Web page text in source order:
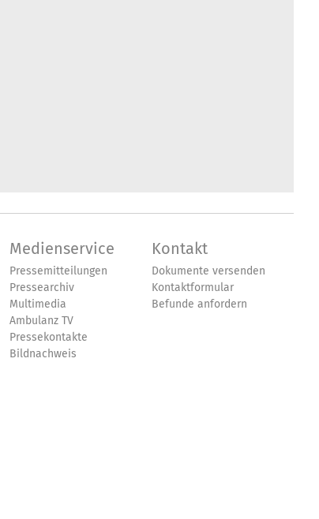
Medienservice
Pressemitteilungen
Pressearchiv
Multimedia
Ambulanz TV
Pressekontakte
Bildnachweis
Kontakt
Dokumente versenden
Kontaktformular
Befunde anfordern